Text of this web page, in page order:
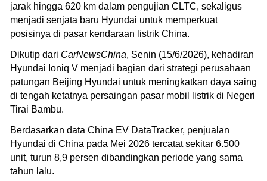
jarak hingga 620 km dalam pengujian CLTC, sekaligus
menjadi senjata baru Hyundai untuk memperkuat
posisinya di pasar kendaraan listrik China.
Dikutip dari CarNewsChina, Senin (15/6/2026), kehadiran
Hyundai Ioniq V menjadi bagian dari strategi perusahaan
patungan Beijing Hyundai untuk meningkatkan daya saing
di tengah ketatnya persaingan pasar mobil listrik di Negeri
Tirai Bambu.
Berdasarkan data China EV DataTracker, penjualan
Hyundai di China pada Mei 2026 tercatat sekitar 6.500
unit, turun 8,9 persen dibandingkan periode yang sama
tahun lalu.